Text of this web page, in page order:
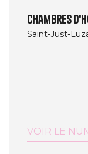
Chambres
Saint-Just-
VOIR LE